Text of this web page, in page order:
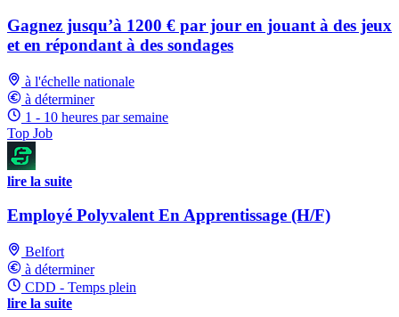
Gagnez jusqu’à 1200 € par jour en jouant à des jeux
et en répondant à des sondages
à l'échelle nationale
à déterminer
1 - 10 heures par semaine
Top Job
lire la suite
Employé Polyvalent En Apprentissage (H/F)
Belfort
à déterminer
CDD - Temps plein
lire la suite